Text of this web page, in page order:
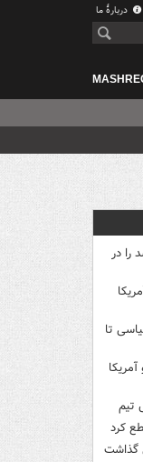
دربارهٔ ما
در
تا
تیم
کرد